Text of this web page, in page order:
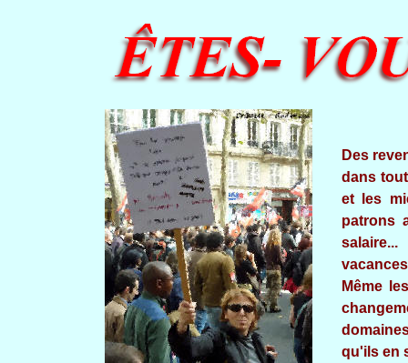
Des
dans
et les
patrons
Même
qu'ils en